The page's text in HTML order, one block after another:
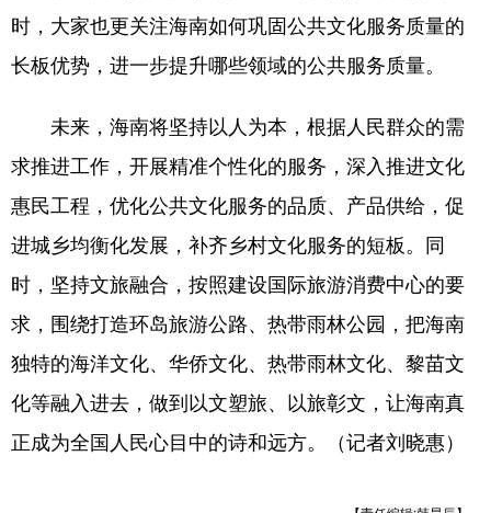
时，大家也更关注海南如何巩固公共文化服务质量的
长板优势，进一步提升哪些领域的公共服务质量。
未来，海南将坚持以人为本，根据人民群众的需
求推进工作，开展精准个性化的服务，深入推进文化
惠民工程，优化公共文化服务的品质、产品供给，促
进城乡均衡化发展，补齐乡村文化服务的短板。同
时，坚持文旅融合，按照建设国际旅游消费中心的要
求，围绕打造环岛旅游公路、热带雨林公园，把海南
独特的海洋文化、华侨文化、热带雨林文化、黎苗文
化等融入进去，做到以文塑旅、以旅彰文，让海南真
正成为全国人民心目中的诗和远方。（记者刘晓惠）